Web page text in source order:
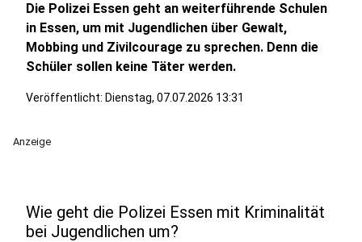
Die Polizei Essen geht an weiterführende Schulen
in Essen, um mit Jugendlichen über Gewalt,
Mobbing und Zivilcourage zu sprechen. Denn die
Schüler sollen keine Täter werden.
Veröffentlicht: Dienstag, 07.07.2026 13:31
Anzeige
Wie geht die Polizei Essen mit Kriminalität
bei Jugendlichen um?